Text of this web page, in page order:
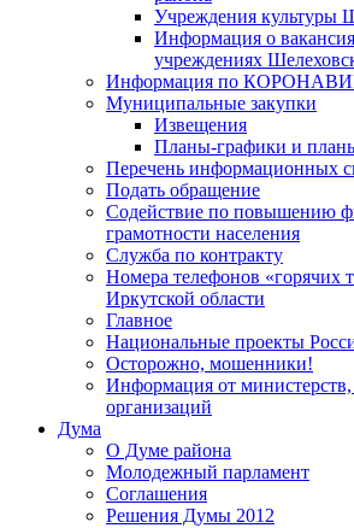
Учреждения культуры
Информация о
учреждениях
Информация по
Муниципальные закупки
Извещения
Планы-графики и
Перечень информационных
Подать обращение
Содействие по повышению
грамотности населения
Служба по контракту
Номера телефонов «горячих
Иркутской области
Главное
Национальные проекты
Осторожно, мошенники!
Информация от
организаций
Дума
О Думе района
Молодежный парламент
Соглашения
Решения Думы 2012